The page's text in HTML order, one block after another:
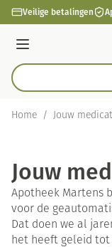
Ga naar de inhoud
Veilige betalingen
Menu
Product, merk,
Home / Jouw
Jouw
Apotheek Martens
voor de
Dat doen we al
het heeft geleid